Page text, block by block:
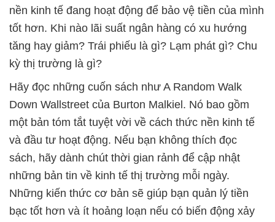
nền kinh tế đang hoạt động để bảo vệ tiền của mình
tốt hơn. Khi nào lãi suất ngân hàng có xu hướng
tăng hay giảm? Trái phiếu là gì? Lạm phát gì? Chu
kỳ thị trường là gì?
Hãy đọc những cuốn sách như A Random Walk
Down Wallstreet của Burton Malkiel. Nó bao gồm
một bản tóm tắt tuyệt vời về cách thức nền kinh tế
và đầu tư hoạt động. Nếu bạn không thích đọc
sách, hãy dành chút thời gian rảnh để cập nhật
những bản tin về kinh tế thị trường mỗi ngày.
Những kiến thức cơ bản sẽ giúp bạn quản lý tiền
bạc tốt hơn và ít hoảng loạn nếu có biến động xảy